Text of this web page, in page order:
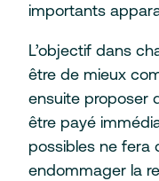
importants
L’objectif dans
être de mieux
ensuite proposer
être payé
possibles ne fera
endommager la